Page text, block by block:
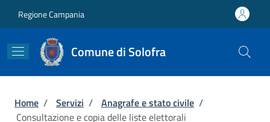
Regione Campania
Comune di Solofra
Briciole di pane
Home / Servizi / Anagrafe e stato civile /
Consultazione e copia delle liste elettorali